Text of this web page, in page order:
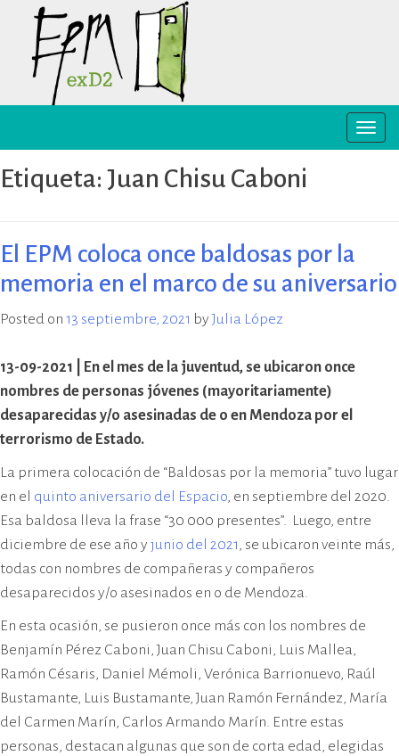
content
Derechos Humanos exD2 (EPM
ex-D2) es un sitio recuperado para
preservación y difusión de la
promoción de los derechos
humanos. Sus instalaciones
de Informaciones de la Policía de
a la represión política ilegal, antes
y durante la última dictadura
cívico-militar. El lugar fue sede del
Centro Clandestino de Detención,
importante del Gran Mendoza.
Toggle
Etiqueta: Juan Chisu Caboni
El EPM coloca once baldosas por la
memoria en el marco de su aniversario
Posted on 13 septiembre, 2021 byJulia López
13-09-2021 | En el mes de la juventud, se ubicaron once
nombres de personas jóvenes (mayoritariamente)
desaparecidas y/o asesinadas de o en Mendoza por el
terrorismo de Estado.
La primera colocación de “Baldosas por la memoria” tuvo lugar
en el quinto aniversario del Espacio, en septiembre del 2020.
Esa baldosa lleva la frase “30 000 presentes”. Luego, entre
diciembre de ese año y junio del 2021, se ubicaron veinte más,
todas con nombres de compañeras y compañeros
desaparecidos y/o asesinados en o de Mendoza.
En esta ocasión, se pusieron once más con los nombres de
Benjamín Pérez Caboni, Juan Chisu Caboni, Luis Mallea,
Ramón Césaris, Daniel Mémoli, Verónica Barrionuevo, Raúl
Bustamante, Luis Bustamante, Juan Ramón Fernández, María
del Carmen Marín, Carlos Armando Marín. Entre estas
personas, destacan algunas que son de corta edad, elegidas